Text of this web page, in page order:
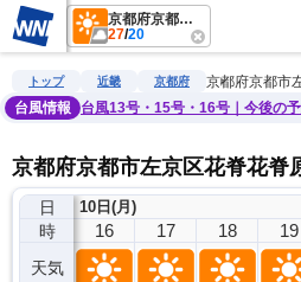
京都府京都市左京区花脊花脊原地町
27/20
雨雲レーダー 台風情報 地震情報
トップ 近畿 京都府
京都府京都市
台風情報
台風13号・15号・16号｜今後の
京都府京都市左京区花脊花脊
日
時
天気
10日(月)
15 16 17 18 19